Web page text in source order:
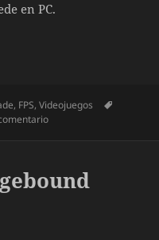
en PC.
Dead Remake PC
, FPS,Videojuegos
en The House of the